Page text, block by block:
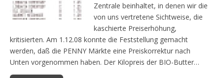
Zentrale beinhaltet, in denen wir die
von uns vertretene Sichtweise, die
kaschierte Preiserhöhung,
kritisierten. Am 1.12.08 konnte die Feststellung gemacht
werden, daß die PENNY Märkte eine Preiskorrektur nach
Unten vorgenommen haben. Der Kilopreis der BIO-Butter…